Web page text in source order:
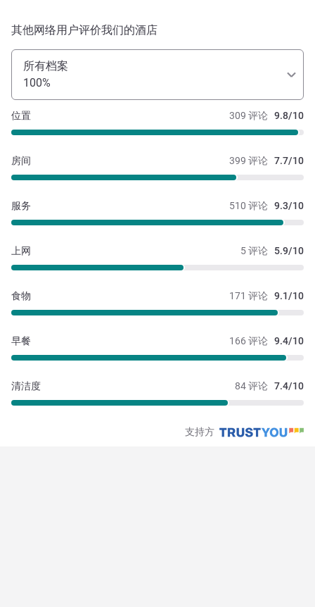
其他网络用户评价我们的酒店
所有档案
100%
309 评论 9.8/10
位置
399 评论 7.7/10
房间
510 评论 9.3/10
服务
5 评论 5.9/10
上网
171 评论 9.1/10
食物
166 评论 9.4/10
早餐
84 评论 7.4/10
清洁度
支持方